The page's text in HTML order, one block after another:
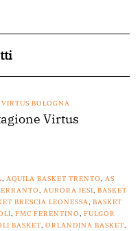
VIRTUS BOLOGNA
Virtus
, AQUILA BASKET TRENTO, AS
, AURORA JESI, BASKET
BRESCIA LEONESSA, BASKET
, FMC FERENTINO, FULGOR
BASKET, ORLANDINA BASKET,